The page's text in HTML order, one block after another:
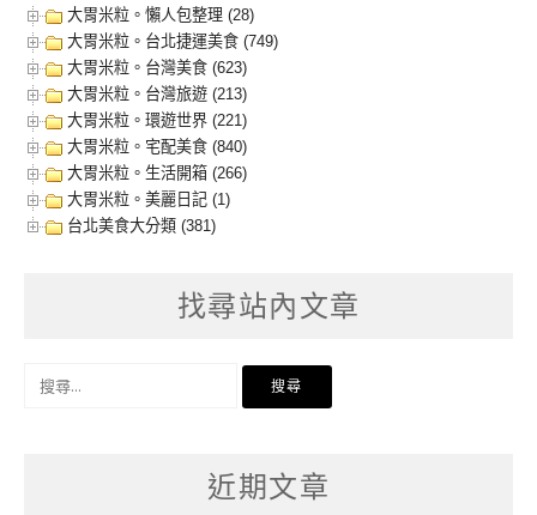
大胃米粒。懶人包整理 (28)
大胃米粒。台北捷運美食 (749)
大胃米粒。台灣美食 (623)
大胃米粒。台灣旅遊 (213)
大胃米粒。環遊世界 (221)
大胃米粒。宅配美食 (840)
大胃米粒。生活開箱 (266)
大胃米粒。美麗日記 (1)
台北美食大分類 (381)
找尋站內文章
近期文章